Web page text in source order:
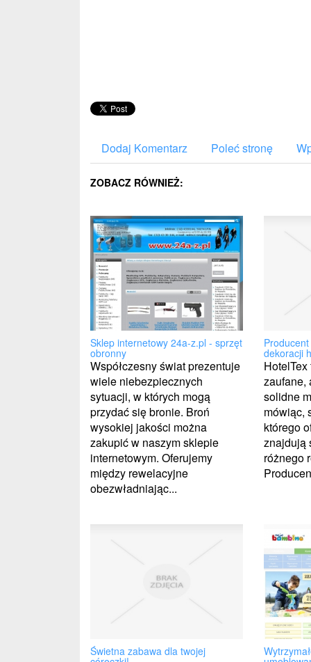
Dodaj Komentarz Poleć stronę
ZOBACZ RÓWNIEŻ:
Sklep internetowy 24a-z.pl - sprzęt
obronny
Współczesny świat prezentuje
wiele niebezpiecznych
sytuacji, w których mogą
przydać się bronie. Broń
wysokiej jakości można
zakupić w naszym sklepie
internetowym. Oferujemy
między rewelacyjne
obezwładniając...
dekoracji
zaufane,
solidne
mówiąc,
którego
znajdują
różnego
Świetna zabawa dla twojej